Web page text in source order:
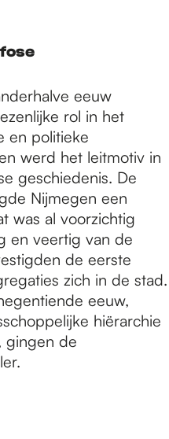
eeuw
rol in het
en politieke
werd het leitmotiv in
geschiedenis. De
Nijmegen een
was al voorzichtig
en veertig van de
de eerste
zich in de stad.
eeuw,
hiërarchie
gingen de